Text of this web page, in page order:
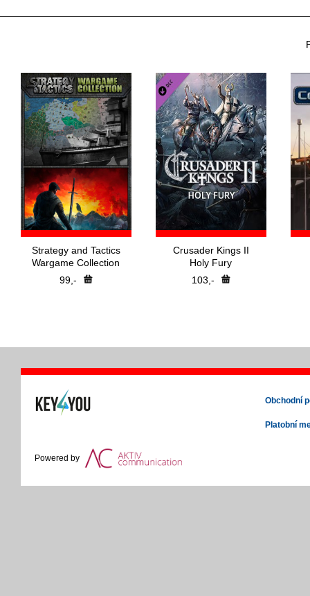
Strategy and Tactics
Wargame Collection
99,-
Crusader Kings II
Holy Fury
103,-
Powered by
Obchodní
Platobní